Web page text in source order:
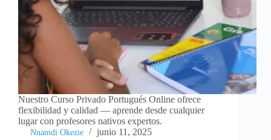
Nuestro Curso Privado Portugués Online ofrece
flexibilidad y calidad — aprende desde cualquier
lugar con profesores nativos expertos.
Nnamdi Okezie junio 11, 2025